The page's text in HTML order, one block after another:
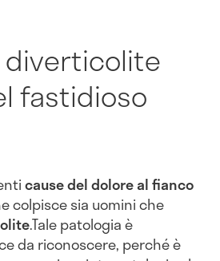
diverticolite
fastidioso
cause deldolore al fianco
colpisce sia uomini che
.Tale patologia è
da riconoscere, perché è